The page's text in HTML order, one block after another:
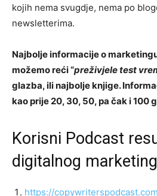
kojih nema svugdje, nema po
newsletterima.
Najbolje informacije o
možemo reći “preživjele test
glazba, ili najbolje knjige.
kao prije 20, 30, 50, pa čak i 100
Korisni Podcast
digitalnog
https://